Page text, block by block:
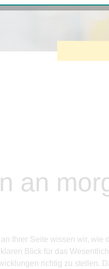
an
Ihrer Seite wissen wir, wie
Blick für das
richtig zu stellen.